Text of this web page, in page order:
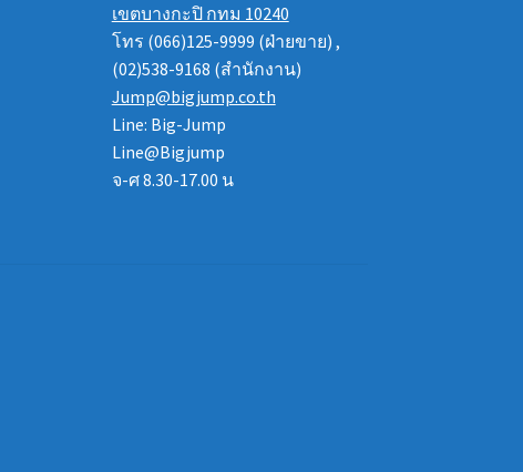
เขตบางกะปิ กทม 10240
โทร (066)125-9999 (ฝ่ายขาย) ,
(02)538-9168 (สำนักงาน)
Jump@bigjump.co.th
Line: Big-Jump
Line@Bigjump
จ-ศ 8.30-17.00 น